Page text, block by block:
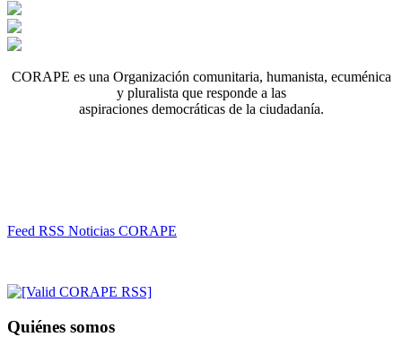
CORAPE es una Organización comunitaria, humanista, ecuménica
y pluralista que responde a las
aspiraciones democráticas de la ciudadanía.
Feed RSS Noticias CORAPE
Quiénes somos